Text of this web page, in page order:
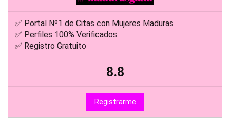
✅ Portal Nº1 de Citas con Mujeres Maduras
✅ Perfiles 100% Verificados
✅ Registro Gratuito
8.8
Registrarme